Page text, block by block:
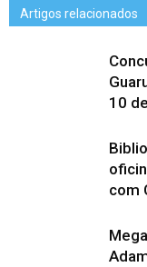
Artigos relacionados
10
com